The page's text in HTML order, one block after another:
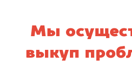
Мы
выкуп